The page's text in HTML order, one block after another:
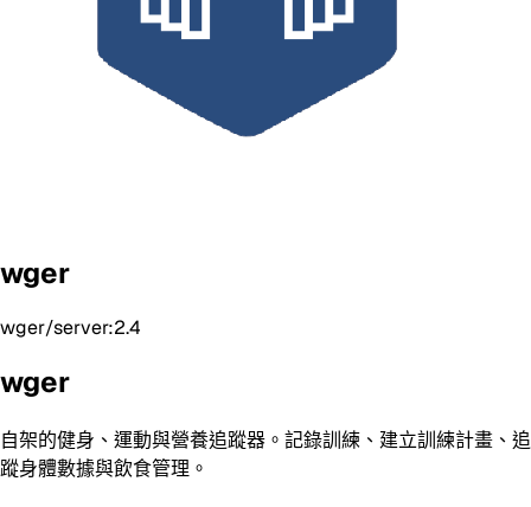
wger
wger/server:2.4
wger
自架的健身、運動與營養追蹤器。記錄訓練、建立訓練計畫、追
蹤身體數據與飲食管理。